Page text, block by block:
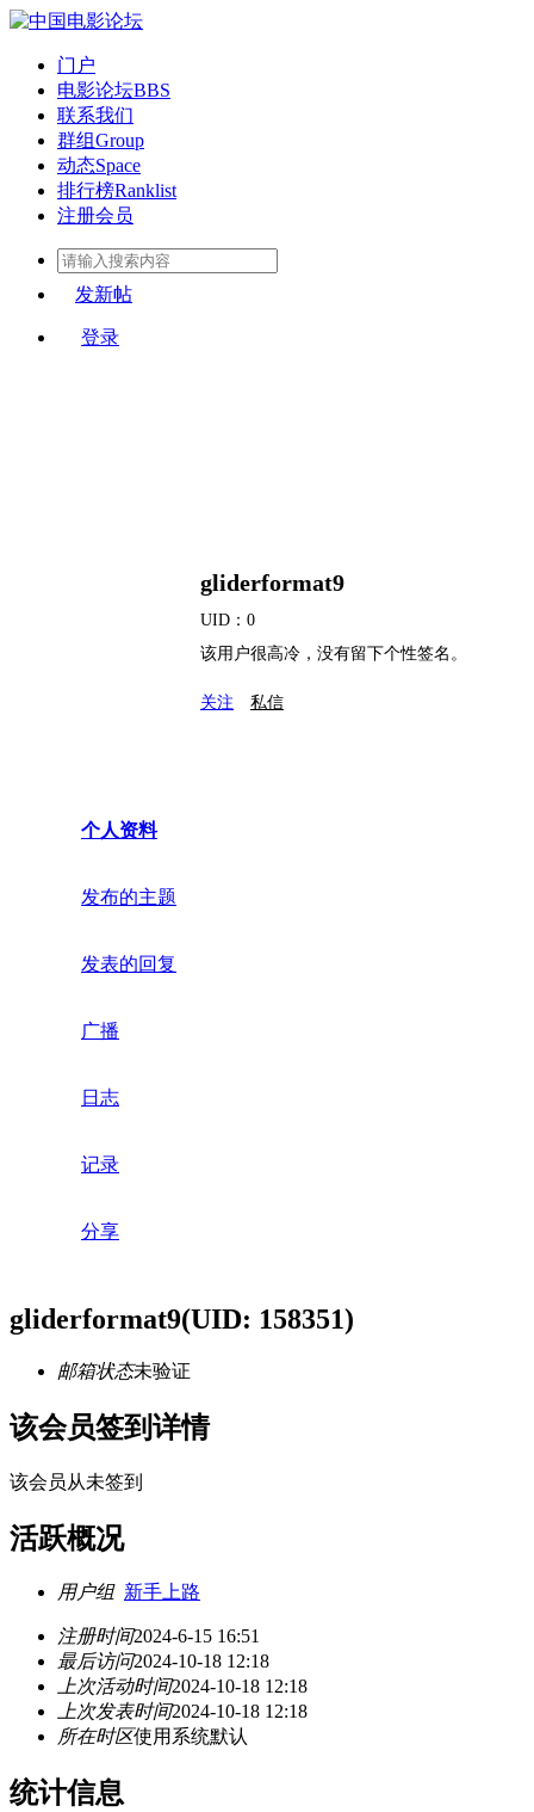
门户
电影论坛BBS
联系我们
群组Group
动态Space
排行榜Ranklist
注册会员
发新帖
登录
gliderformat9
UID：0
该用户很高冷，没有留下个性签名。
关注 私信
个人资料
发布的主题
发表的回复
广播
日志
记录
分享
gliderformat9(UID: 158351)
邮箱状态未验证
该会员签到详情
该会员从未签到
活跃概况
用户组 新手上路
注册时间2024-6-15 16:51
最后访问2024-10-18 12:18
上次活动时间2024-10-18 12:18
上次发表时间2024-10-18 12:18
所在时区使用系统默认
统计信息